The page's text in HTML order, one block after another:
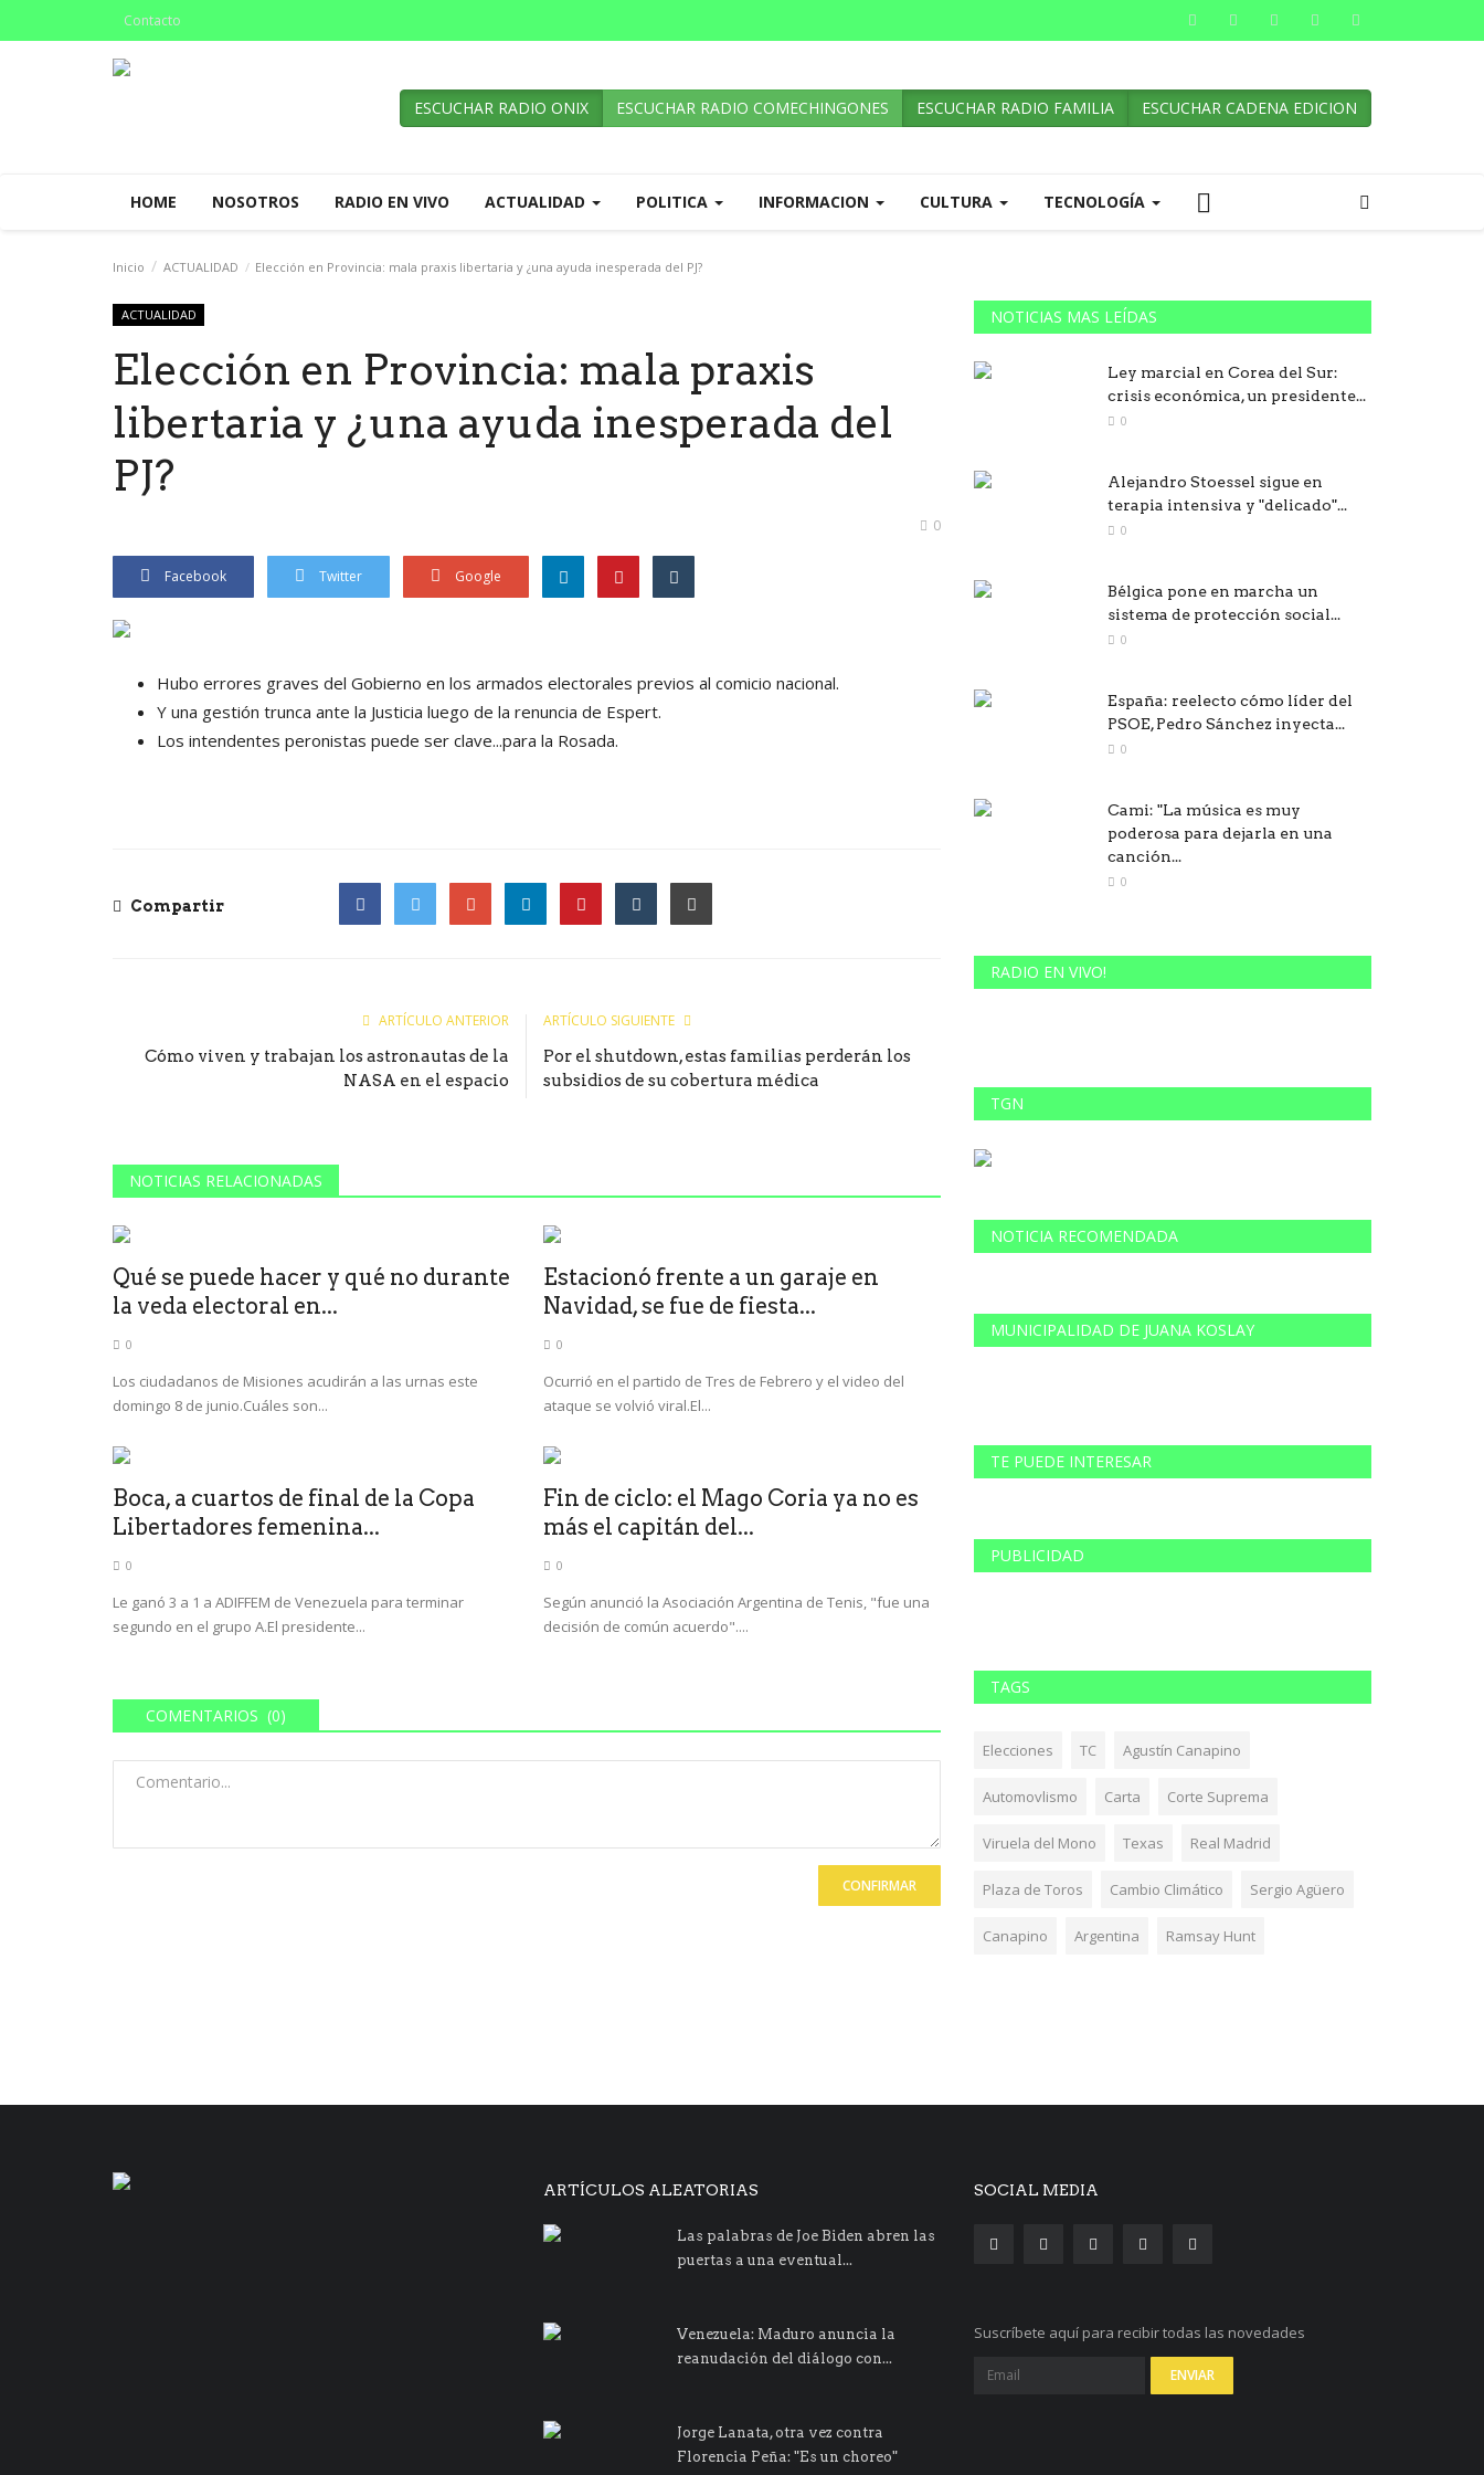
Contacto
ESCUCHAR RADIO ONIX ESCUCHAR RADIO COMECHINGONES ESCUCHAR RADIO FAMILIA ESCUCHAR CADENA EDICION
HOME NOSOTROS RADIO EN VIVO ACTUALIDAD POLITICA INFORMACION CULTURA TECNOLOGÍA
Inicio ACTUALIDAD Elección en Provincia: mala praxis libertaria y ¿una ayuda inesperada del PJ?
ACTUALIDAD
Elección en Provincia: mala praxis
libertaria y ¿una ayuda inesperada del
PJ?
0
Facebook Twitter Google
Hubo errores graves del Gobierno en los armados electorales previos al comicio nacional.
Y una gestión trunca ante la Justicia luego de la renuncia de Espert.
Los intendentes peronistas puede ser clave...para la Rosada.
Compartir
ARTÍCULO ANTERIOR
Cómo viven y trabajan los astronautas de la
NASA en el espacio
ARTÍCULO SIGUIENTE
Por el shutdown, estas familias perderán los
subsidios de su cobertura médica
NOTICIAS RELACIONADAS
Qué se puede hacer y qué no durante
la veda electoral en...
0
Los ciudadanos de Misiones acudirán a las urnas este
domingo 8 de junio.Cuáles son...
Estacionó frente a un garaje en
Navidad, se fue de fiesta...
0
Ocurrió en el partido de Tres de Febrero y el video del
ataque se volvió viral.El...
Boca, a cuartos de final de la Copa
Libertadores femenina...
0
Le ganó 3 a 1 a ADIFFEM de Venezuela para terminar
segundo en el grupo A.El presidente...
Fin de ciclo: el Mago Coria ya no es
más el capitán del...
0
Según anunció la Asociación Argentina de Tenis, "fue una
decisión de común acuerdo"....
COMENTARIOS (0)
CONFIRMAR
NOTICIAS MAS LEÍDAS
Ley marcial en Corea del Sur:
crisis económica, un presidente...
0
Alejandro Stoessel sigue en
terapia intensiva y "delicado"...
0
Bélgica pone en marcha un
sistema de protección social...
0
España: reelecto cómo líder del
PSOE, Pedro Sánchez inyecta...
0
Cami: "La música es muy
poderosa para dejarla en una
canción...
0
RADIO EN VIVO!
TGN
NOTICIA RECOMENDADA
MUNICIPALIDAD DE JUANA KOSLAY
TE PUEDE INTERESAR
PUBLICIDAD
TAGS
Elecciones TC Agustín Canapino
Automovlismo Carta Corte Suprema
Viruela del Mono Texas Real Madrid
Plaza de Toros Cambio Climático Sergio Agüero
Canapino Argentina Ramsay Hunt
ARTÍCULOS ALEATORIAS
Las palabras de Joe Biden abren las
puertas a una eventual...
Venezuela: Maduro anuncia la
reanudación del diálogo con...
Jorge Lanata, otra vez contra
Florencia Peña: "Es un choreo"
SOCIAL MEDIA
Suscríbete aquí para recibir todas las novedades